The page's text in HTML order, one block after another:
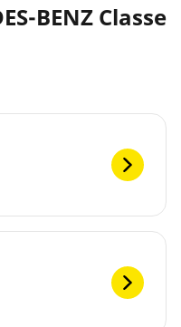
BENZ Classe